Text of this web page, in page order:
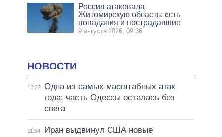
Россия атаковала
Житомирскую область: есть
попадания и пострадавшие
9 августа 2026, 09:36
НОВОСТИ
12:22 Одна из самых масштабных атак
года: часть Одессы осталась без
света
11:54
Иран выдвинул США новые